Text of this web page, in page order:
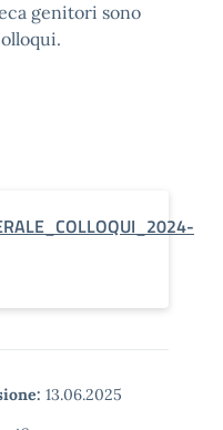
genitori sono
13.06.2025